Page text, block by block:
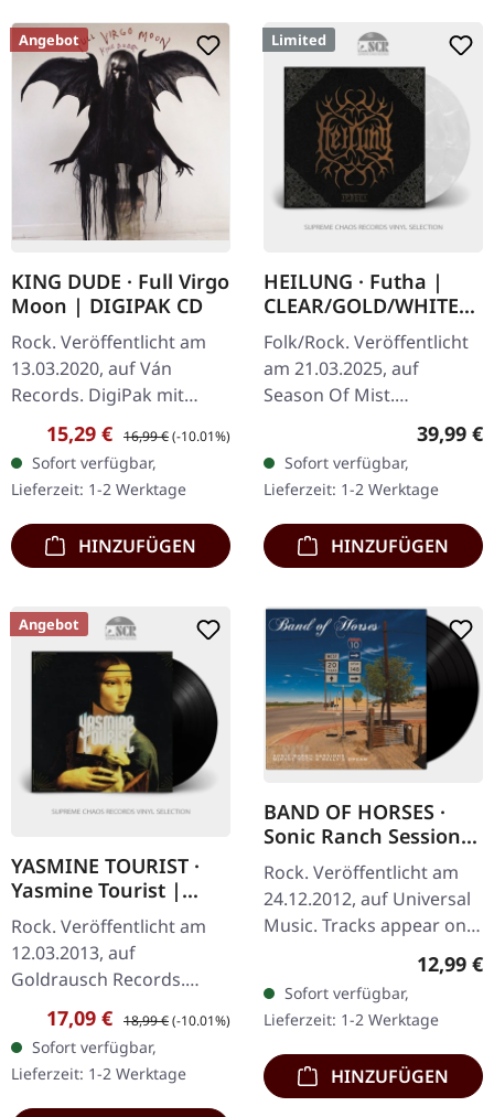
Angebot
KING DUDE · Full Virgo
Moon | DIGIPAK CD
Rock. Veröffentlicht am
13.03.2020, auf Ván
Records. DigiPak mit
Insideout-Druck und
gefaltetem Mini-Poster
mit Texten. King Dude
kehrt mit dem…
Verkaufspreis:
15,29 € Regulärer Preis:
16,99 €(-10.01%)
Sofort verfügbar,
Lieferzeit: 1-2 Werktage
HINZUFÜGEN
Limited
HEILUNG · Futha |
CLEAR/GOLD/WHITE
2LP
Folk/Rock. Veröffentlicht
am 21.03.2025, auf
Season Of Mist.
Kristallklares, goldenes
und weiß gemischtes
Doppelvinyl in Deluxe-
Gatefold-Cover mit…
39,99 €
Sofort verfügbar,
Lieferzeit: 1-2 Werktage
HINZUFÜGEN
Angebot
YASMINE TOURIST ·
Yasmine Tourist |
BLACK LP
Rock. Veröffentlicht am
12.03.2013, auf
Goldrausch Records.
Schwarzes Vinyl. Es gibt
Platten, die laufen einfach
so nebenher, und dann
gibt es solche…
Verkaufspreis:
17,09 € Regulärer Preis:
18,99 €(-10.01%)
Sofort verfügbar,
Lieferzeit: 1-2 Werktage
BAND OF HORSES ·
Sonic Ranch Sessions:
Mirage Rock & Relly's
Dream | RSD 7" EP
Rock. Veröffentlicht am
24.12.2012, auf Universal
Music. Tracks appear on
the deluxe version of the
"Mirage Rock" CD. Never
before released on vinyl.…
12,99 €
Sofort verfügbar,
Lieferzeit: 1-2 Werktage
HINZUFÜGEN